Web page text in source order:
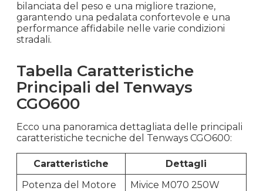
bilanciata del peso e una migliore trazione,
garantendo una pedalata confortevole e una
performance affidabile nelle varie condizioni
stradali.
Tabella Caratteristiche
Principali del Tenways
CGO600
Ecco una panoramica dettagliata delle principali
caratteristiche tecniche del Tenways CGO600:
Caratteristiche
Dettagli
Potenza del Motore
Mivice M070 250W